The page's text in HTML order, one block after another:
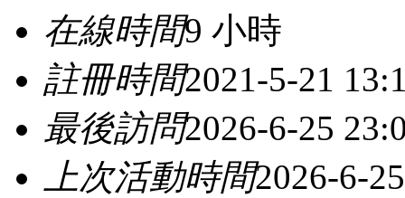
在線時間9 小時
註冊時間2021-5-21
最後訪問2026-6-25
上次活動時間2026-6-